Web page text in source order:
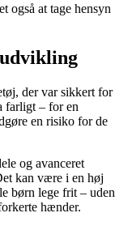
også at tage hensyn
der var sikkert for
farligt – for en
en risiko for de
og avanceret
kan være i en høj
børn lege frit – uden
hænder.